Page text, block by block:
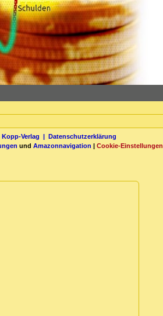
Kopp-Verlag | Datenschutzerklärung
und Amazonnavigation | Cookie-Einstellungen